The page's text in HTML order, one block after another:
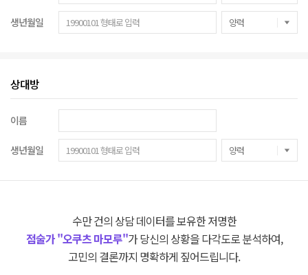
생년월일
상대방
이름
생년월일
수만 건의 상담 데이터를 보유한 저명한
점술가 "오쿠츠 마모루"가 당신의 상황을 다각도로 분석하여,
고민의 결론까지 명확하게 짚어드립니다.